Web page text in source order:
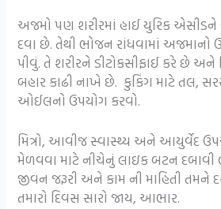
અજમો પણ શરીરમાં હાઈ યુરિક એસીડને
દવા છે. તેથી ભોજન રાંધવામાં અજમાનો
પીવું. તે શરીરને ડીટોકસીફાઈ કરે છે
બહાર કાઢી નાખે છે. કુકિંગ માટે તલ,
ઓઈલનો ઉપયોગ કરવો.
મિત્રો, આવીજ સ્વાસ્થ્ય અને આયુર્વેદ
મેળવવા માટે નીચેનું લાઇક બટન દબાવી
જીવન જરૂરી અને કામ ની માહિતી તમને
તમારો દિવસ સારો જાય, આભાર.